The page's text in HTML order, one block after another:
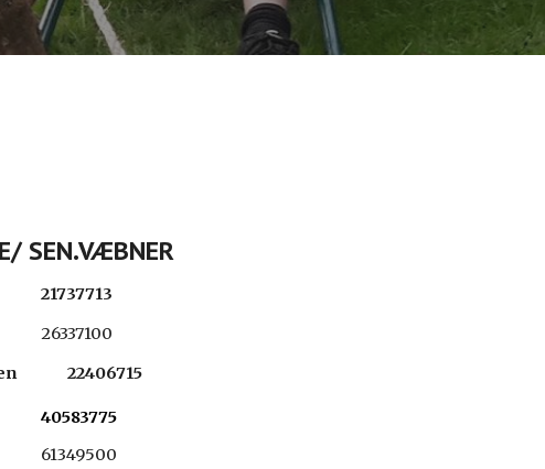
SEN.VÆBNER
21737713
26337100
22406715
40583775
61349500